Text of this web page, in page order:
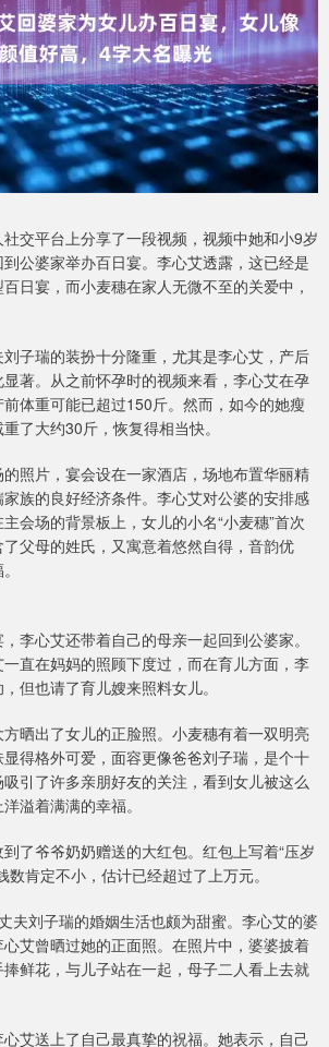
交平台上分享了一段视频，视频中她和小9岁
公婆家举办百日宴。李心艾透露，这已经是
日宴，而小麦穗在家人无微不至的关爱中，
子瑞的装扮十分隆重，尤其是李心艾，产后
著。从之前怀孕时的视频来看，李心艾在孕
体重可能已超过150斤。然而，如今的她瘦
了大约30斤，恢复得相当快。
照片，宴会设在一家酒店，场地布置华丽精
族的良好经济条件。李心艾对公婆的安排感
会场的背景板上，女儿的小名“小麦穗”首次
父母的姓氏，又寓意着悠然自得，音韵优
李心艾还带着自己的母亲一起回到公婆家。
直在妈妈的照顾下度过，而在育儿方面，李
但也请了育儿嫂来照料女儿。
晒出了女儿的正脸照。小麦穗有着一双明亮
得格外可爱，面容更像爸爸刘子瑞，是个十
引了许多亲朋好友的关注，看到女儿被这么
溢着满满的幸福。
了爷爷奶奶赠送的大红包。红包上写着“压岁
数肯定不小，估计已经超过了上万元。
夫刘子瑞的婚姻生活也颇为甜蜜。李心艾的婆
艾曾晒过她的正面照。在照片中，婆婆披着
鲜花，与儿子站在一起，母子二人看上去就
艾送上了自己最真挚的祝福。她表示，自己